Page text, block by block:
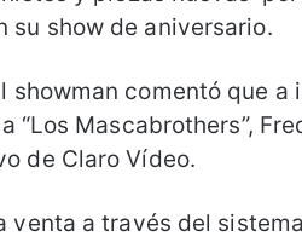
su show de aniversario.
comentó que a
Mascabrothers”,
de Claro Vídeo.
venta a través del